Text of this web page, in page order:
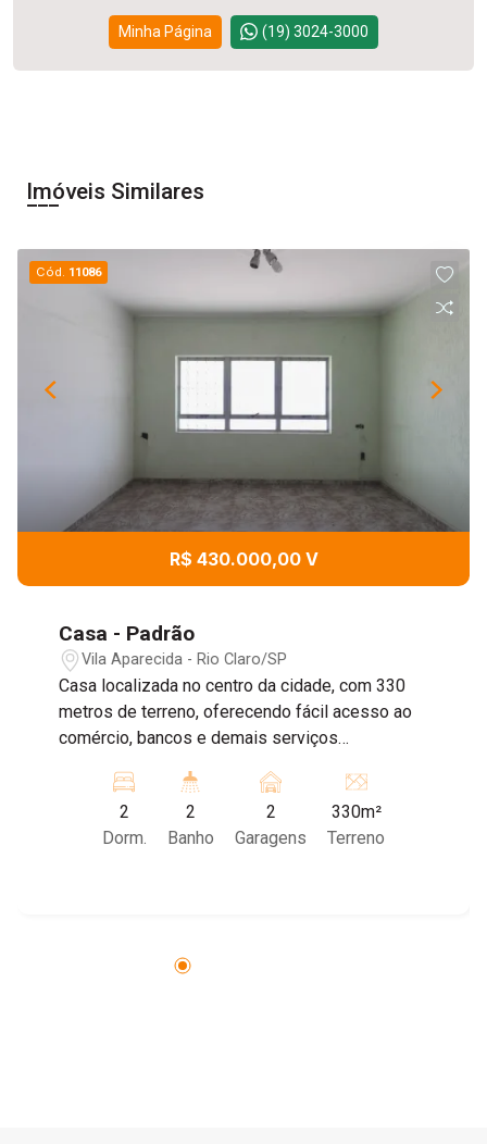
Minha Página (19) 3024-3000
Imóveis Similares
Cód. 11086
R$ 430.000,00 V
Casa - Padrão
Vila Aparecida - Rio Claro/SP
Casa localizada no centro da cidade, com 330
metros de terreno, oferecendo fácil acesso ao
comércio, bancos e demais serviços
dormitórios, sendo um deles uma suíte
equipada com armários planejados. Dispõe
também de banheiro social, sala de estar, sala
2
Dorm.
2
Banho
2
Garagens
330m²
Terreno